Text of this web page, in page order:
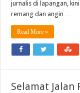
jurnalis di lapangan,
remang dan angin …
Read More »
Selamat Jalan